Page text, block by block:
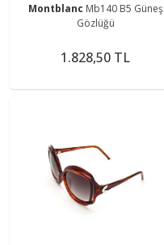
Montblanc Mb140 B5 Güneş
Gözlüğü
1.828,50 TL